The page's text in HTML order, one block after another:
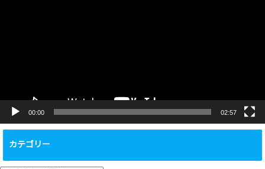
00:00 02:57
カテゴリー